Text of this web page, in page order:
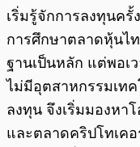
เริ่มรู้จักการลงทุนค
การศึกษาตลาดหุ้นไ
ฐานเป็นหลัก แต่พอเ
ไม่มีอุตสาหกรรมเท
ลงทุน จึงเริ่มมองหา
และตลาดคริปโทเค